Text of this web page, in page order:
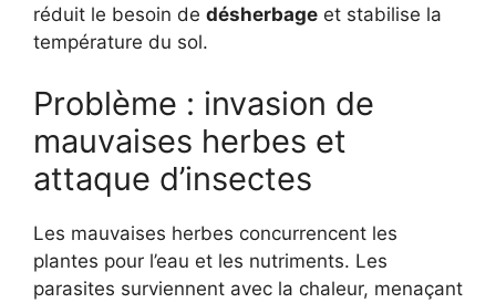
réduit le besoin de désherbage et stabilise la
température du sol.
Problème : invasion de
mauvaises herbes et
attaque d’insectes
Les mauvaises herbes concurrencent les
plantes pour l’eau et les nutriments. Les
parasites surviennent avec la chaleur, menaçant